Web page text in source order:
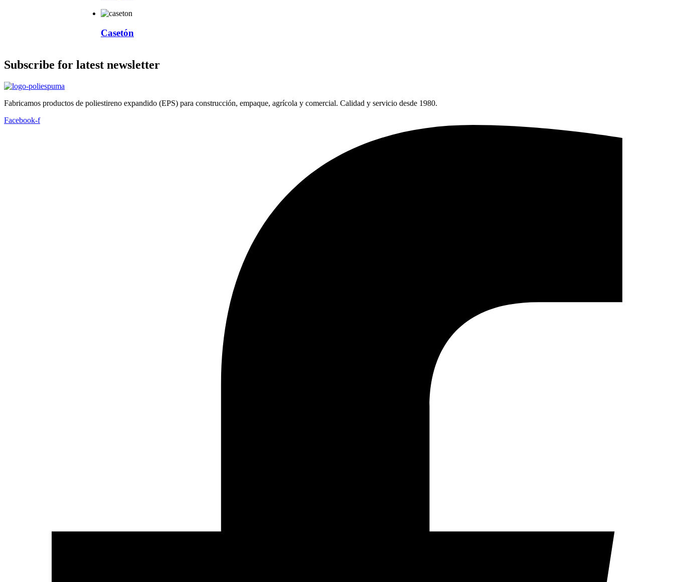
Casetón
Subscribe for latest newsletter
Fabricamos productos de poliestireno expandido (EPS) para construcción, empaque, agrícola y comercial. Calidad y servicio desde 1980.
Facebook-f